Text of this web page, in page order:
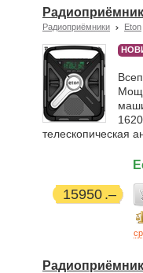
Радиоприёмники Eton
телескопическая
15950